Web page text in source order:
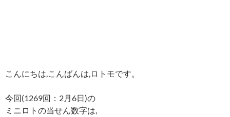
こんにちは,こんばんは,ロトモです。
今回(1269回：2月6日)の
ミニロトの当せん数字は,